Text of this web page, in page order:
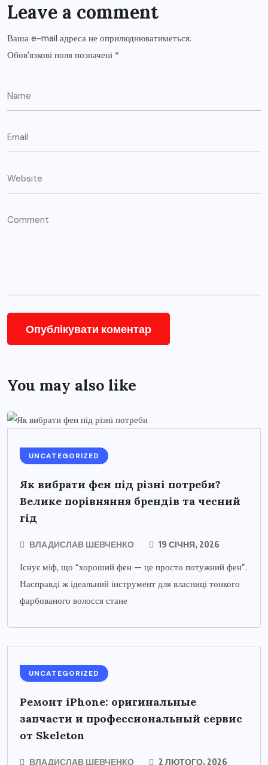
Leave a comment
Ваша e-mail адреса не оприлюднюватиметься.
Обов’язкові поля позначені *
You may also like
UNCATEGORIZED
Як вибрати фен під різні потреби?
Велике порівняння брендів та чесний
гід
ВЛАДИСЛАВ ШЕВЧЕНКО 19 СІЧНЯ, 2026
Існує міф, що “хороший фен — це просто потужний фен”.
Насправді ж ідеальний інструмент для власниці тонкого
фарбованого волосся стане
UNCATEGORIZED
Ремонт iPhone: оригинальные
запчасти и профессиональный сервис
от Skeleton
ВЛАДИСЛАВ ШЕВЧЕНКО 2 ЛЮТОГО, 2026